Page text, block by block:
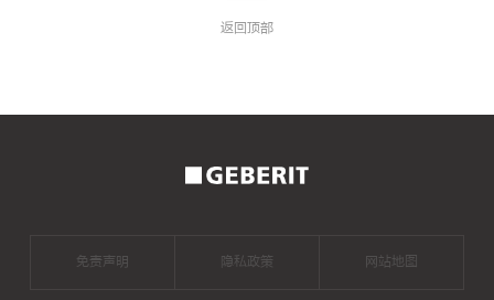
返回顶部
免责声明 隐私政策 网站地图